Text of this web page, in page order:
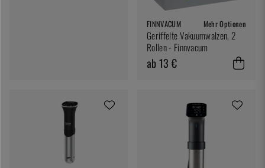
FINNVACUM Mehr Optionen
Geriffelte Vakuumwalzen, 2
Rollen - Finnvacum
ab 13 €